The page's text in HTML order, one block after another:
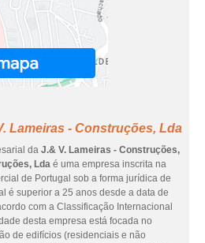
Lameiras - Construções, Lda
da J.& V. Lameiras - Construções,
Lda é uma empresa inscrita na
de Portugal sob a forma jurídica de
é superior a 25 anos desde a data de
com a Classificação Internacional
desta empresa está focada no
de edifícios (residenciais e não